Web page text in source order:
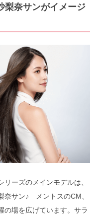
梨奈サンがイメージ
ーズのメインモデルは、
奈サン♪ メントスのCM、
の場を広げています。サラ